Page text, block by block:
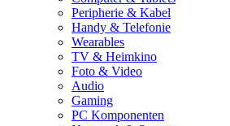
Peripherie & Kabel
Handy & Telefonie
Wearables
TV & Heimkino
Foto & Video
Audio
Gaming
PC Komponenten